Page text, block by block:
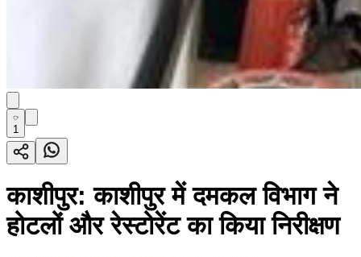
1
काशीपुर: काशीपुर में दमकल विभाग ने
होटलों और रेस्टोरेंट का किया निरीक्षण